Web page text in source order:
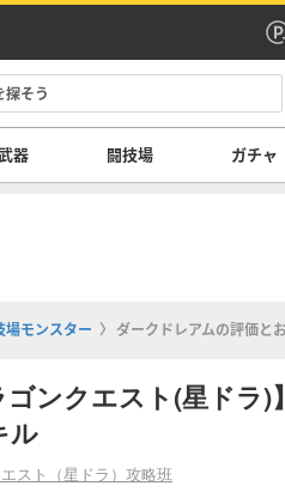
器 闘技場 ガチャ
場モンスター ダークドレアムの評価と
ゴンクエスト(星ドラ
ル
スト（星ドラ）攻略班